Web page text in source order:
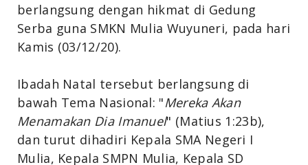
berlangsung dengan hikmat di Gedung
Serba guna SMKN Mulia Wuyuneri, pada hari
Kamis (03/12/20).
Ibadah Natal tersebut berlangsung di
bawah Tema Nasional: "Mereka Akan
Menamakan Dia Imanuel" (Matius 1:23b),
dan turut dihadiri Kepala SMA Negeri I
Mulia, Kepala SMPN Mulia, Kepala SD